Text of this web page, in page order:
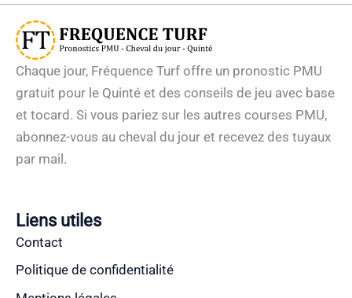
Chaque jour, Fréquence Turf offre un pronostic PMU
gratuit pour le Quinté et des conseils de jeu avec base
et tocard. Si vous pariez sur les autres courses PMU,
abonnez-vous au cheval du jour et recevez des tuyaux
par mail.
Liens utiles
Contact
Politique de confidentialité